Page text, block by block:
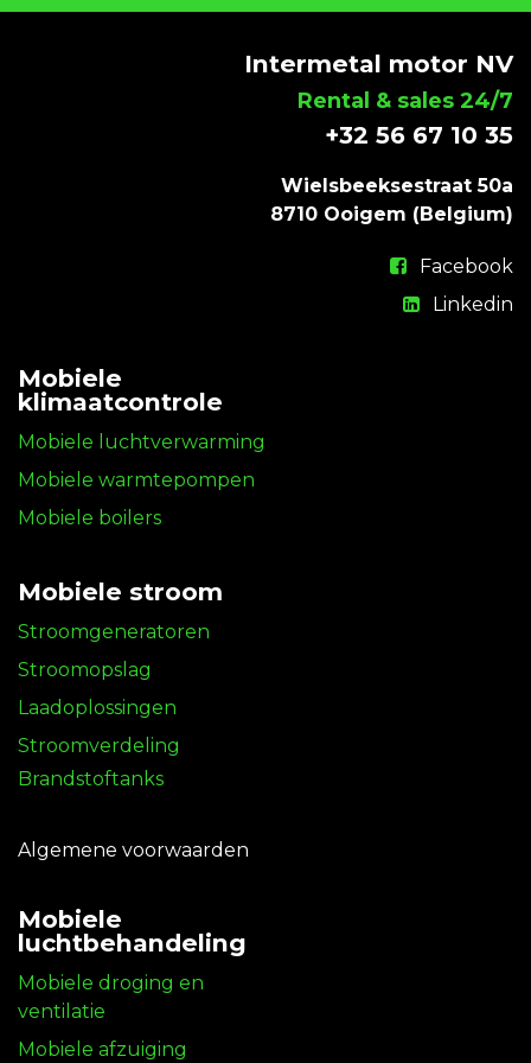
Intermetal motor NV
Rental & sales 24/7
+32 56 67 10 35
Wielsbeeksestraat 50a
8710 Ooigem (Belgium)
Facebook
Linkedin
Mobiele
klimaatcontrole
Mobiele luchtverwarming
Mobiele warmtepompen
Mobiele boilers
Mobiele stroom
Stroomgeneratoren
Stroomopslag
Laadoplossingen
Stroomverdeling
Brandstoftanks
Algemene voorwaarden
Mobiele
luchtbehandeling
Mobiele droging en
ventilatie
Mobiele afzuiging